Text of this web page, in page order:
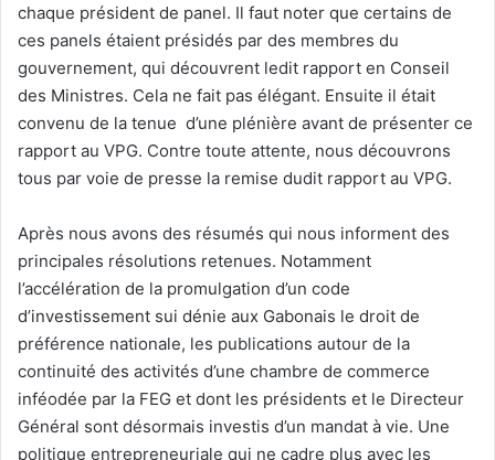
chaque président de panel. Il faut noter que certains de
ces panels étaient présidés par des membres du
gouvernement, qui découvrent ledit rapport en Conseil
des Ministres. Cela ne fait pas élégant. Ensuite il était
convenu de la tenue d’une plénière avant de présenter ce
rapport au VPG. Contre toute attente, nous découvrons
tous par voie de presse la remise dudit rapport au VPG.
Après nous avons des résumés qui nous informent des
principales résolutions retenues. Notamment
l’accélération de la promulgation d’un code
d’investissement sui dénie aux Gabonais le droit de
préférence nationale, les publications autour de la
continuité des activités d’une chambre de commerce
inféodée par la FEG et dont les présidents et le Directeur
Général sont désormais investis d’un mandat à vie. Une
politique entrepreneuriale qui ne cadre plus avec les